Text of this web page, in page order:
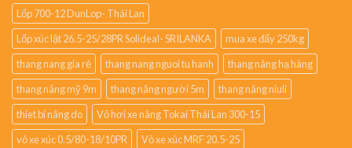
Lốp 700-12 DunLop- Thái Lan
Lốp xúc lật 26.5-25/28PR Solideal- SRILANKA
mua xe đẩy 250kg
thang nang gia rẻ
thang nang nguoi tu hanh
thang nâng hạ hàng
thang nâng mỹ 9m
thang nâng người 5m
thang nâng niuli
thiet bi nâng do
Vỏ hơi xe nâng Tokai Thái Lan 300-15
vỏ xe xúc 0.5/80-18/10PR
Vỏ xe xúc MRF 20.5-25